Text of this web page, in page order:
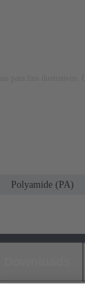
Polyamide (PA)